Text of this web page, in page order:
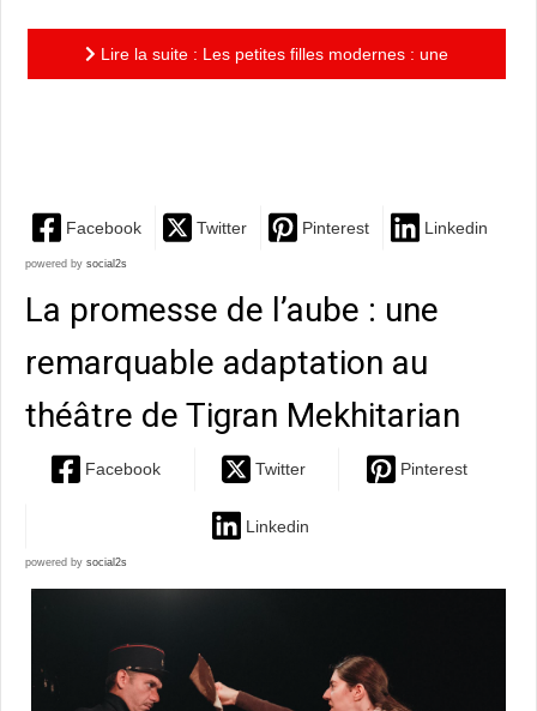
Lire la suite : Les petites filles modernes : une
Facebook Twitter Pinterest Linkedin
powered by social2s
La promesse de l’aube : une
remarquable adaptation au
théâtre de Tigran Mekhitarian
Facebook Twitter Pinterest
Linkedin
powered by social2s